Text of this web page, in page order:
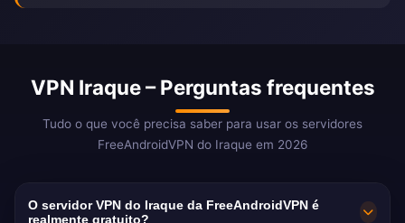
VPN Iraque – Perguntas frequentes
Tudo o que você precisa saber para usar os servidores
FreeAndroidVPN do Iraque em 2026
O servidor VPN do Iraque da FreeAndroidVPN é
realmente gratuito?